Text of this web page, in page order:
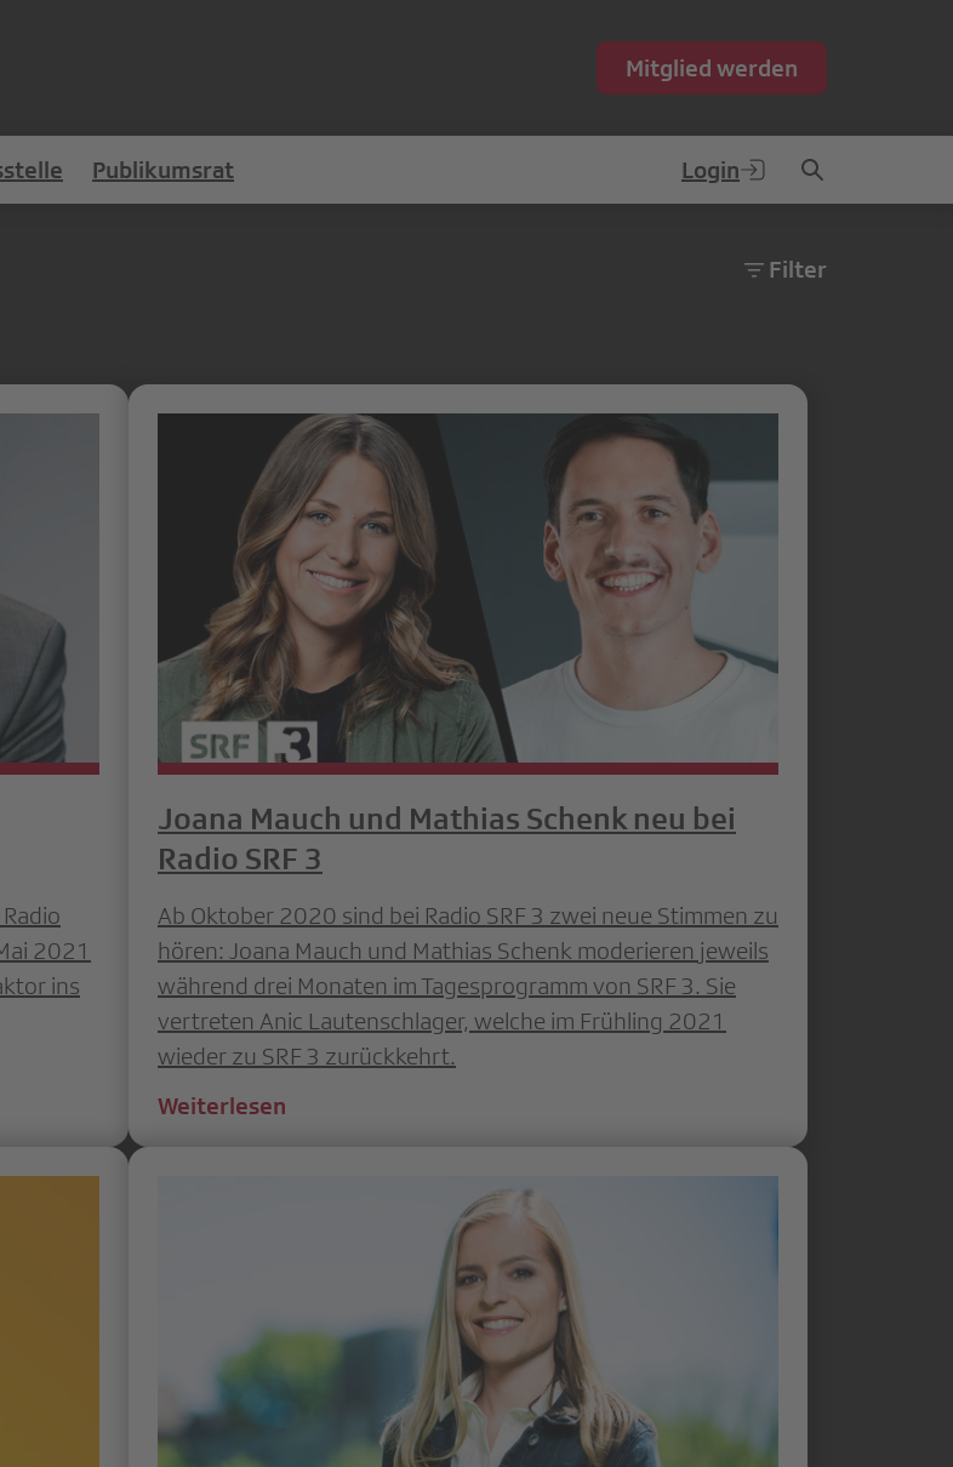
Mitglied werden
Publikumsrat Login
Filter
2021
ins
Joana Mauch und Mathias Schenk neu bei
Radio SRF 3
Ab Oktober 2020 sind bei Radio SRF 3 zwei neue Stimmen zu
hören: Joana Mauch und Mathias Schenk moderieren jeweils
während drei Monaten im Tagesprogramm von SRF 3. Sie
vertreten Anic Lautenschlager, welche im Frühling 2021
wieder zu SRF 3 zurückkehrt.
Weiterlesen